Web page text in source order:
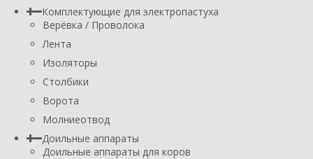
Комплектующие для электропастуха
Верёвка / Проволока
Лента
Изоляторы
Столбики
Ворота
Молниеотвод
Доильные аппараты
Доильные аппараты для коров